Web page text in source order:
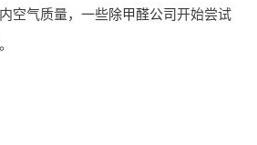
空气质量，一些除甲醛公司开始尝试